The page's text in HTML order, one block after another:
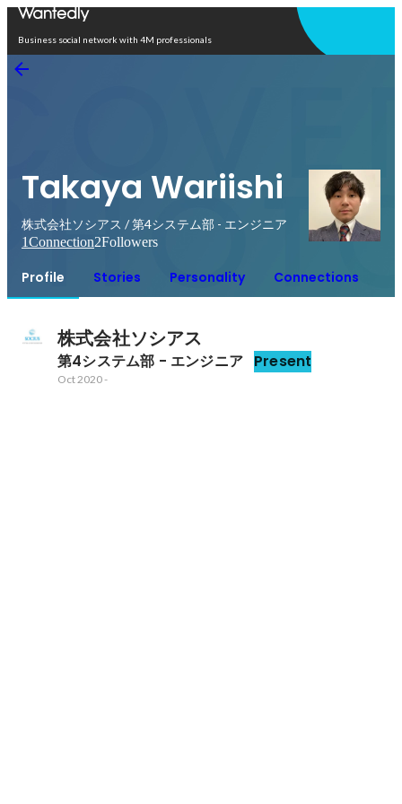
Business social network with 4M professionals
Takaya Wariishi
株式会社ソシアス / 第4システム部 - エンジニア
1Connection2Followers
Profile Stories Personality Connections
株式会社ソシアス
第4システム部 - エンジニア Present
Oct 2020-